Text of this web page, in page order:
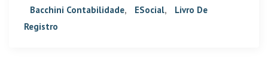
Bacchini Contabilidade, ESocial,
Livro De
Registro